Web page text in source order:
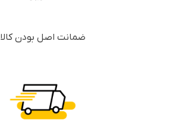
ضمانت اصل بودن کالا